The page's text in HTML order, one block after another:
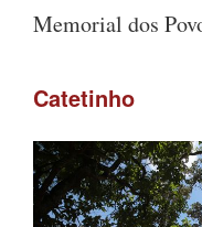
Memorial dos
Catetinho